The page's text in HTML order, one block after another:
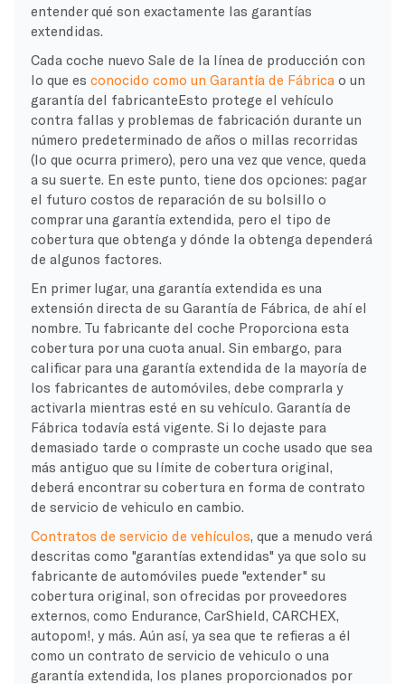
entender qué son exactamente las garantías
extendidas.
Cada coche nuevo Sale de la línea de producción con
lo que es conocido como un Garantía de Fábrica o un
garantía del fabricanteEsto protege el vehículo
contra fallas y problemas de fabricación durante un
número predeterminado de años o millas recorridas
(lo que ocurra primero), pero una vez que vence, queda
a su suerte. En este punto, tiene dos opciones: pagar
el futuro costos de reparación de su bolsillo o
comprar una garantía extendida, pero el tipo de
cobertura que obtenga y dónde la obtenga dependerá
de algunos factores.
En primer lugar, una garantía extendida es una
extensión directa de su Garantía de Fábrica , de ahí el
nombre. Tu fabricante del coche Proporciona esta
cobertura por una cuota anual. Sin embargo, para
calificar para una garantía extendida de la mayoría de
los fabricantes de automóviles, debe comprarla y
activarla mientras esté en su vehículo. Garantía de
Fábrica todavía está vigente. Si lo dejaste para
demasiado tarde o compraste un coche usado que sea
más antiguo que su límite de cobertura original,
deberá encontrar su cobertura en forma de contrato
de servicio de vehiculo en cambio.
Contratos de servicio de vehículos , que a menudo verá
descritas como "garantías extendidas" ya que solo su
fabricante de automóviles puede "extender" su
cobertura original, son ofrecidas por proveedores
externos, como Endurance, CarShield CARCHEX
autopom!, y más. Aún así, ya sea que te refieras a él
como un contrato de servicio de vehiculo o una
garantía extendida, los planes proporcionados por